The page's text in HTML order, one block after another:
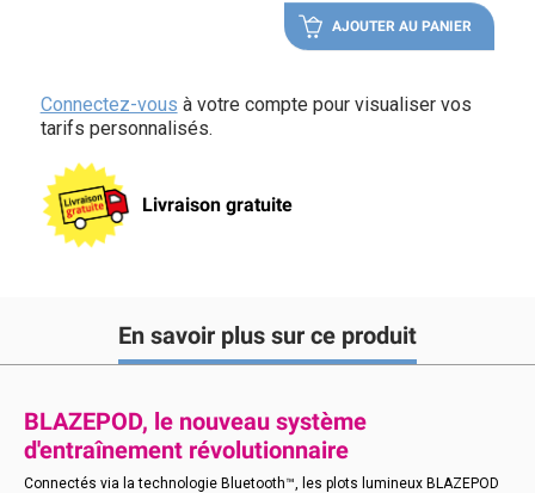
AJOUTER AU PANIER
Connectez-vous à votre compte pour visualiser vos
tarifs personnalisés.
Livraison gratuite
En savoir plus sur ce produit
BLAZEPOD, le nouveau système
d'entraînement révolutionnaire
Connectés via la technologie Bluetooth™, les plots lumineux BLAZEPOD